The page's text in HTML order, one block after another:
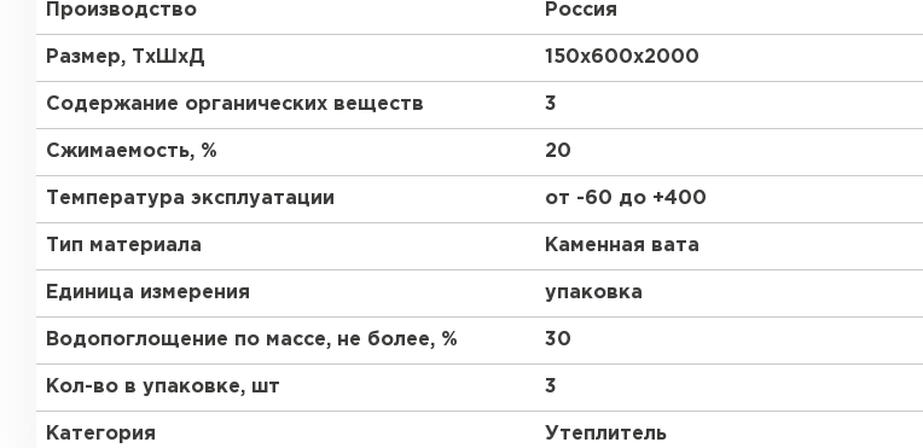
Производство Россия
Размер, ТхШхД 150х600х2000
Содержание органических веществ 3
Сжимаемость, % 20
Температура эксплуатации от -60 до +400
Тип материала Каменная вата
Единица измерения упаковка
Водопоглощение по массе, не более, % 30
Кол-во в упаковке, шт 3
Категория Утеплитель
Утеплитель Технониколь
ПЕРЕЙТИ
Утеплитель Юматекс Термо
Утеплитель Неман
Утеплитель Тимплэкс